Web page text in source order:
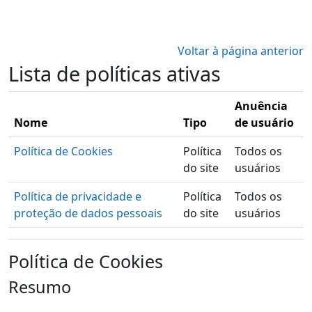
Voltar à página anterior
Lista de políticas ativas
Nome Tipo
Anuência
de usuário
Política de Cookies
Política
do site
Todos os
usuários
Política de privacidade e
proteção de dados pessoais
Política
do site
Todos os
usuários
Política de Cookies
Resumo